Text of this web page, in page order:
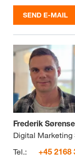
SEND E-MAIL
Frederik
Digital
Tel.:
+45 2168